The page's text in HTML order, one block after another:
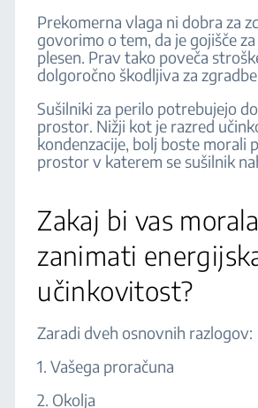
Prekomerna vlaga ni dobra za
govorimo o tem, da je gojišče
plesen. Prav tako poveča
dolgoročno škodljiva za
Sušilniki za perilo potrebujejo
prostor. Nižji kot je razred
kondenzacije, bolj boste morali
prostor v katerem se sušilnik
Zakaj bi vas morala
zanimati
učinkovitost?
Zaradi dveh osnovnih razlogov:
1. Vašega proračuna
2. Okolja